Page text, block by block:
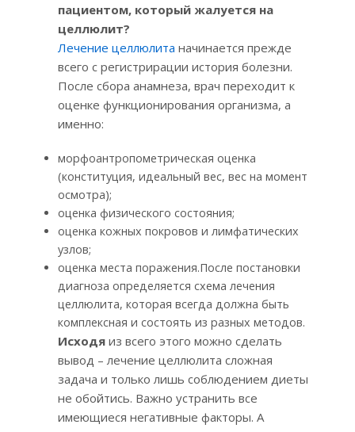
пациентом, который жалуется на
целлюлит?
Лечение целлюлита начинается прежде
всего с регистрирации история болезни.
После сбора анамнеза, врач переходит к
оценке функционирования организма, а
именно:
морфоантропометрическая оценка
(конституция, идеальный вес, вес на момент
осмотра);
оценка физического состояния;
оценка кожных покровов и лимфатических
узлов;
оценка места поражения.После постановки
диагноза определяется схема лечения
целлюлита, которая всегда должна быть
комплексная и состоять из разных методов.
Исходяиз всего этого можно сделать
вывод – лечение целлюлита сложная
задача и только лишь соблюдением диеты
не обойтись. Важно устранить все
имеющиеся негативные факторы. А